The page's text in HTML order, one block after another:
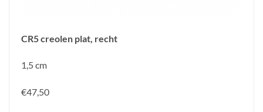
CR5 creolen plat, recht
1,5 cm
€47,50